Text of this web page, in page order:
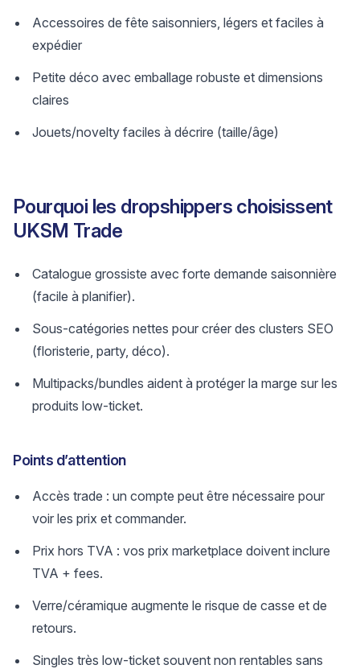
Accessoires de fête saisonniers, légers et faciles à
expédier
Petite déco avec emballage robuste et dimensions
claires
Jouets/novelty faciles à décrire (taille/âge)
Pourquoi les dropshippers choisissent
UKSM Trade
Catalogue grossiste avec forte demande saisonnière
(facile à planifier).
Sous-catégories nettes pour créer des clusters SEO
(floristerie, party, déco).
Multipacks/bundles aident à protéger la marge sur les
produits low-ticket.
Points d’attention
Accès trade : un compte peut être nécessaire pour
voir les prix et commander.
Prix hors TVA : vos prix marketplace doivent inclure
TVA + fees.
Verre/céramique augmente le risque de casse et de
retours.
Singles très low-ticket souvent non rentables sans